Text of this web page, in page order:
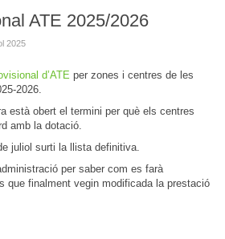
ATE 2025/2026
2025
d’ATE per zones i centres de les
2026.
està obert el termini per què els centres
amb la dotació.
juliol surti la llista definitiva.
per saber com es farà
que finalment vegin modificada la prestació